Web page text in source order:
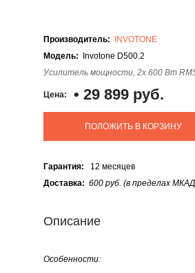
Производитель:
INVOTONE
Модель: Invotone D500.2
Усилитель мощности, 2х 600 Вт
Цена: • 29 899 руб.
ПОЛОЖИТЬ В КОРЗИНУ
Гарантия: 12 месяцев
Доставка: 600 руб. (в пределах
Описание
Особенности: